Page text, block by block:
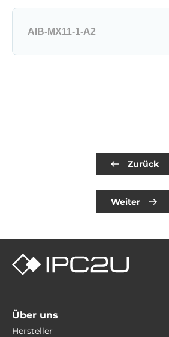
AIB-MX11-1-A2
Zurück
Weiter
Über uns
Hersteller